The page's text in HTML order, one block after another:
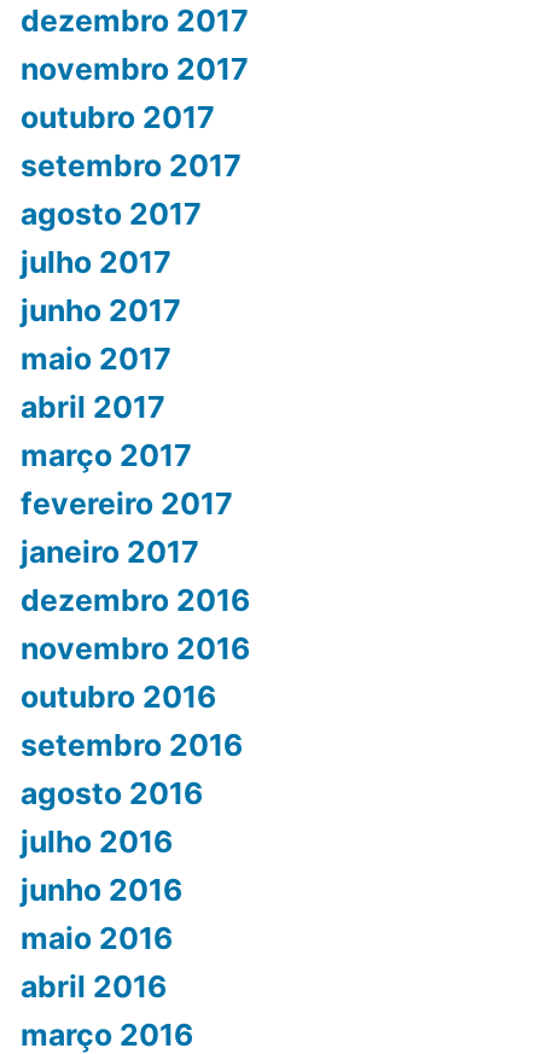
dezembro 2017
novembro 2017
outubro 2017
setembro 2017
agosto 2017
julho 2017
junho 2017
maio 2017
abril 2017
março 2017
fevereiro 2017
janeiro 2017
dezembro 2016
novembro 2016
outubro 2016
setembro 2016
agosto 2016
julho 2016
junho 2016
maio 2016
abril 2016
março 2016